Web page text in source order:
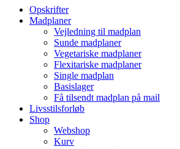
Opskrifter
Madplaner
Vejledning til madplan
Sunde madplaner
Vegetariske madplaner
Flexitariske madplaner
Single madplan
Basislager
Få tilsendt madplan på mail
Livsstilsforløb
Shop
Webshop
Kurv